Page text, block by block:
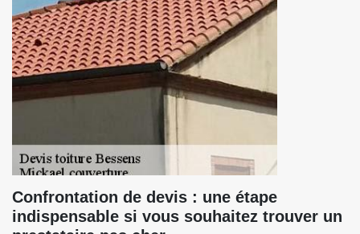
Confrontation de devis : une étape
indispensable si vous souhaitez trouver un